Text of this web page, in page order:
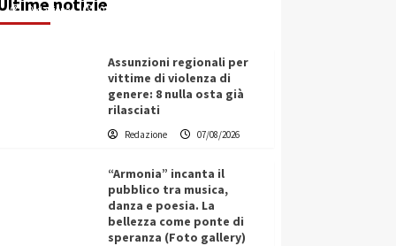
Redazione 07/08/2026
Assunzioni regionali per
vittime di violenza di
genere: 8 nulla osta già
rilasciati
Redazione 07/08/2026
“Armonia” incanta il
pubblico tra musica,
danza e poesia. La
bellezza come ponte di
speranza (Foto gallery)